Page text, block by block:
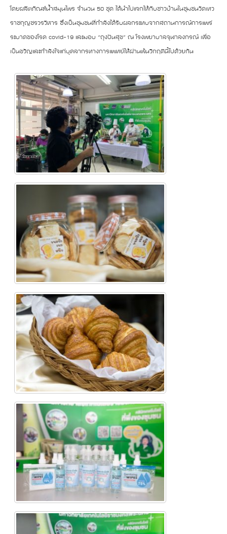
โดยผลิตภัณฑ์น้ำสมุนไพร จำนวน 50 ชุด ได้นำไปแจกให้กับชาวบ้านในชุมชนวัดเทว
ราชกุญชรวรวิหาร ซึ่งเป็นชุมชนที่กำลังได้รับผลกระทบจากสถานการณ์การแพร่
ระบาดของโรค covid-19 และมอบ “ถุงปันสุข” ณ โรงพยาบาลจุฬาลงกรณ์ เพื่อ
เป็นขวัญและกำลังใจแก่บุคลากรทางการแพทย์ให้ผ่านพ้นวิกฤตินี้ไปด้วยกัน